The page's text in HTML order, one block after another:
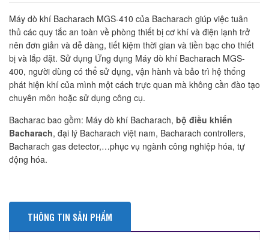
Máy dò khí Bacharach MGS-410 của Bacharach giúp việc tuân
thủ các quy tắc an toàn về phòng thiết bị cơ khí và điện lạnh trở
nên đơn giản và dễ dàng, tiết kiệm thời gian và tiền bạc cho thiết
bị và lắp đặt. Sử dụng Ứng dụng Máy dò khí Bacharach MGS-
400, người dùng có thể sử dụng, vận hành và bảo trì hệ thống
phát hiện khí của mình một cách trực quan mà không cần đào tạo
chuyên môn hoặc sử dụng công cụ.
Bacharac bao gồm: Máy dò khí Bacharach, bộ điều khiển
Bacharach, đại lý Bacharach việt nam, Bacharach controllers,
Bacharach gas detector,…phục vụ ngành công nghiệp hóa, tự
động hóa.
THÔNG TIN SẢN PHẨM